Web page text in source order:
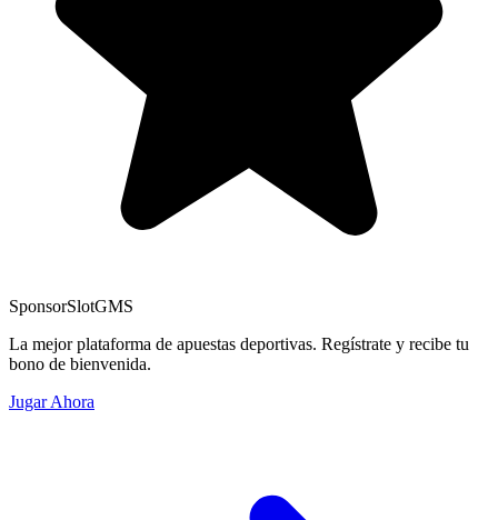
SponsorSlotGMS
La mejor plataforma de apuestas deportivas. Regístrate y recibe tu
bono de bienvenida.
Jugar Ahora